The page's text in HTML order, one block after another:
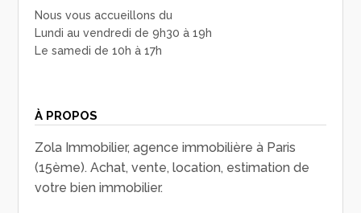
Nous vous accueillons du
Lundi au vendredi de 9h30 à 19h
Le samedi de 10h à 17h
À PROPOS
Zola Immobilier, agence immobilière à Paris
(15ème). Achat, vente, location, estimation de
votre bien immobilier.